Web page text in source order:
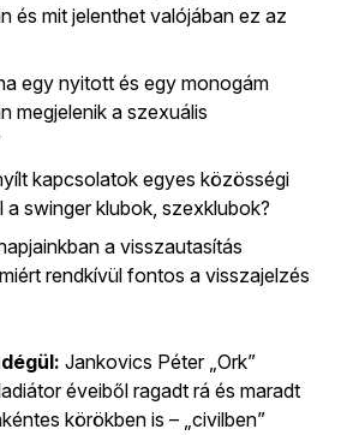
és mit jelenthet valójában ez az
egy nyitott és egy monogám
megjelenik a szexuális
kapcsolatok egyes közösségi
a swinger klubok, szexklubok?
a visszautasítás
rendkívül fontos a visszajelzés
Jankovics Péter „Ork”
éveiből ragadt rá és maradt
körökben is – „civilben”